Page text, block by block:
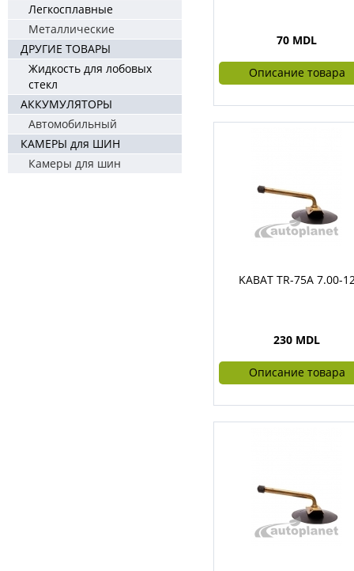
Легкосплавные
Металлические
ДРУГИЕ ТОВАРЫ
Жидкость для лобовых
стекл
АККУМУЛЯТОРЫ
Автомобильный
КАМЕРЫ для ШИН
Камеры для шин
70 MDL
Описание товара
KABAT TR-75A 7.00-
230 MDL
Описание товара